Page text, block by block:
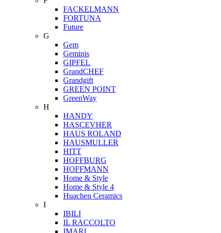
FACKELMANN
FORTUNA
Future
G
Gem
Geminis
GIPFEL
GrandCHEF
Grandgift
GREEN POINT
GreenWay
H
HANDY
HASCEVHER
HAUS ROLAND
HAUSMULLER
HITT
HOFFBURG
HOFFMANN
Home & Style
Home & Style 4
Huachen Ceramics
I
IBILI
IL RACCOLTO
IMARI